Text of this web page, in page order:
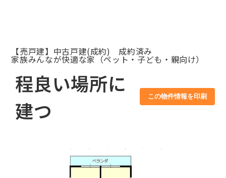
【売戸建】中古戸建(成約) 成約済み
家族みんなが快適な家（ペット・子ども・親向け）
程良い場所に
建つ
この物件情報を印刷